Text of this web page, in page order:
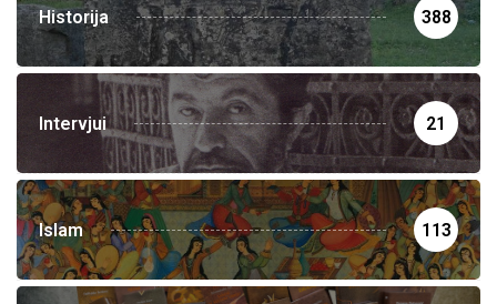
Historija 388
Intervjui 21
Islam 113